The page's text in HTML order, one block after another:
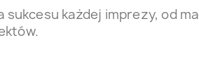
każdej imprezy, od